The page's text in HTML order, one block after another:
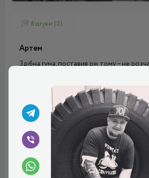
Відгуки (2)
Артем
Здібна гума, поставив рік тому – не
Машина в основному для домашніх
коротких та в різних умовах. Помітна
керованості в суху спекотну погоду в
літніми шинами, менш точне
але це компенсується з лишком, коли
падає або йде дощ. Дуже тихий та
яких умовах. Добре відводять воду у
гальмувати на снігу та безпечно
величезний стимул для впевненості.
підходить.
Рейтинг:
(5.0)